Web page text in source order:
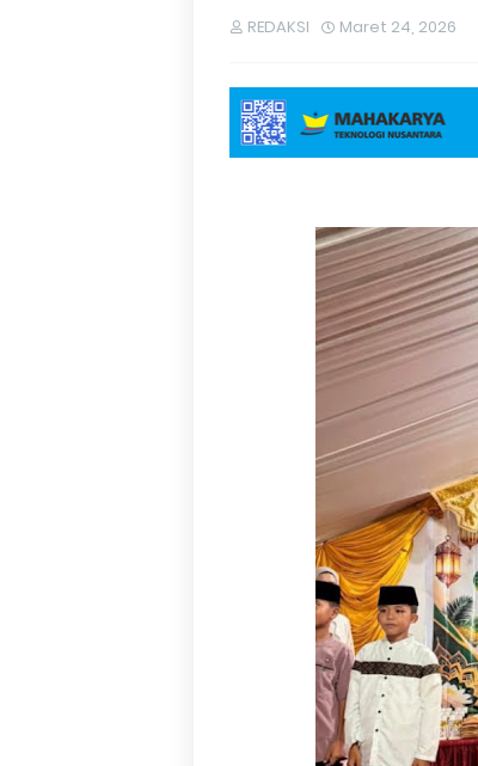
REDAKSI Maret 24, 2026